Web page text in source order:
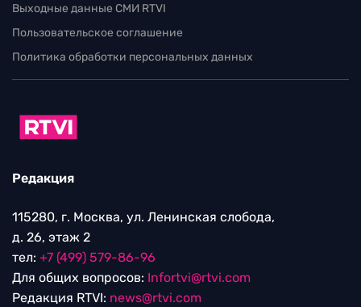
Выходные данные СМИ RTVI
Пользовательское соглашение
Политика обработки персональных данных
Редакция
115280, г. Москва, ул. Ленинская слобода,
д. 26, этаж 2
тел: +7 (499) 579-86-96
Для общих вопросов: Infortvi@rtvi.com
Редакция RTVI: news@rtvi.com